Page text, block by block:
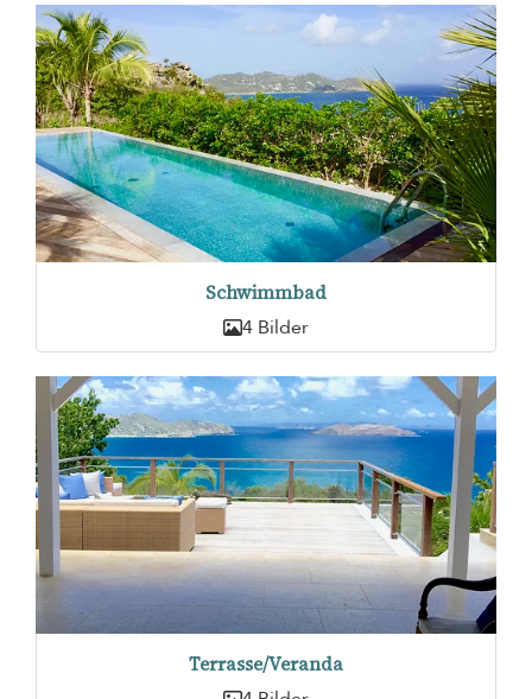
Schwimmbad
4 Bilder
Terrasse/Veranda